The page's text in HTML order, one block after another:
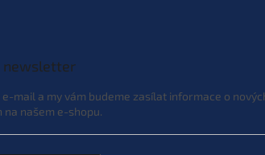
Můžeme doručit do:
newsletter
mail a my vám budeme zasílat informace o
na našem e-shopu.